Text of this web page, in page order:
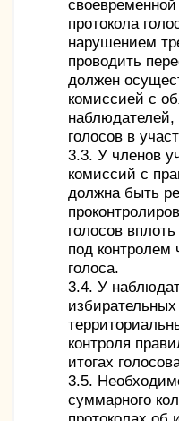
протокола
нарушением
проводить
должен
комиссией с
наблюдателей,
голосов в
3.3. У членов
комиссий с
должна быть
голосов
под
голоса.
3.4. У
контроля
итогах
3.5.
суммарного